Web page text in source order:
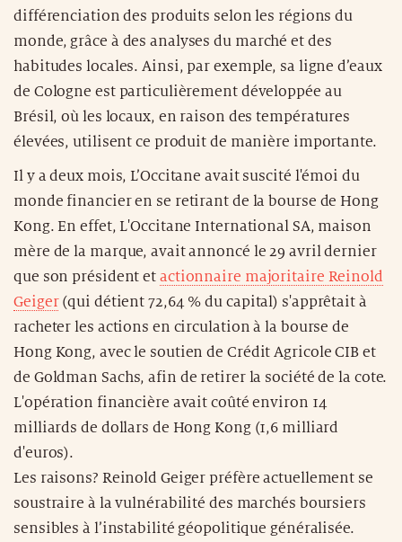
différenciation des produits selon les régions du
monde, grâce à des analyses du marché et des
habitudes locales. Ainsi, par exemple, sa ligne d’eaux
de Cologne est particulièrement développée au
Brésil, où les locaux, en raison des températures
élevées, utilisent ce produit de manière importante.
Il y a deux mois, L’Occitane avait suscité l'émoi du
monde financier en se retirant de la bourse de Hong
Kong. En effet, L'Occitane International SA, maison
mère de la marque, avait annoncé le 29 avril dernier
que son président et actionnaire majoritaire Reinold
Geiger(qui détient 72,64 % du capital) s'apprêtait à
racheter les actions en circulation à la bourse de
Hong Kong, avec le soutien de Crédit Agricole CIB et
de Goldman Sachs, afin de retirer la société de la cote.
L'opération financière avait coûté environ 14
milliards de dollars de Hong Kong (1,6 milliard
d'euros).
Les raisons? Reinold Geiger préfère actuellement se
soustraire à la vulnérabilité des marchés boursiers
sensibles à l’instabilité géopolitique généralisée.